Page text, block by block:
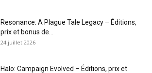
Resonance: A Plague Tale Legacy – Éditions,
prix et bonus de...
24 juillet 2026
Halo: Campaign Evolved – Éditions, prix et